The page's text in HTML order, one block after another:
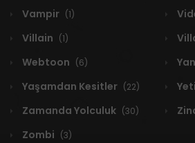
Vampir (1)
Villain (1)
Webtoon (6)
Yaşamdan Kesitler (22) Yeti
Zamanda Yolculuk (30)
Zombi (3)